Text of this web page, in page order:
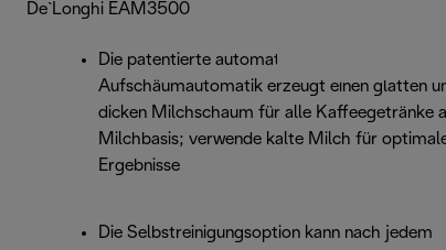
De`Longhi EAM3500
Die patentierte automatische
Aufschäumautomatik erzeugt einen glatten
dicken Milchschaum für alle Kaffeegetränke
Milchbasis; verwende kalte Milch für
Ergebnisse
Die Selbstreinigungsoption kann nach jedem